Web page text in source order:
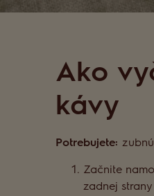
Ako
kávy
Potrebujete:
Začnite
zadnej